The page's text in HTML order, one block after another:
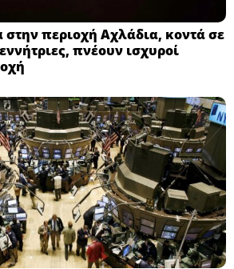
στην περιοχή Αχλάδια, κοντά σε
πνέουν ισχυροί